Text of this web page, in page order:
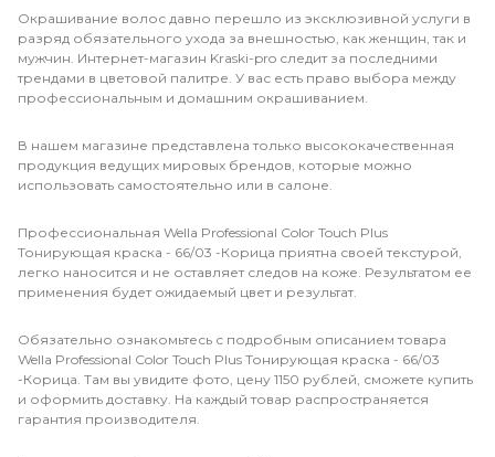
Окрашивание волос давно перешло из эксклюзивной услуги в
разряд обязательного ухода за внешностью, как женщин, так и
мужчин. Интернет-магазин Kraski-pro следит за последними
трендами в цветовой палитре. У вас есть право выбора между
профессиональным и домашним окрашиванием.
В нашем магазине представлена только высококачественная
продукция ведущих мировых брендов, которые можно
использовать самостоятельно или в салоне.
Профессиональная Wella Professional Color Touch Plus
Тонирующая краска - 66/03 -Корица приятна своей текстурой,
легко наносится и не оставляет следов на коже. Результатом ее
применения будет ожидаемый цвет и результат.
Обязательно ознакомьтесь с подробным описанием товара
Wella Professional Color Touch Plus Тонирующая краска - 66/03
-Корица. Там вы увидите фото, цену 1150 рублей, сможете купить
и оформить доставку. На каждый товар распространяется
гарантия производителя.